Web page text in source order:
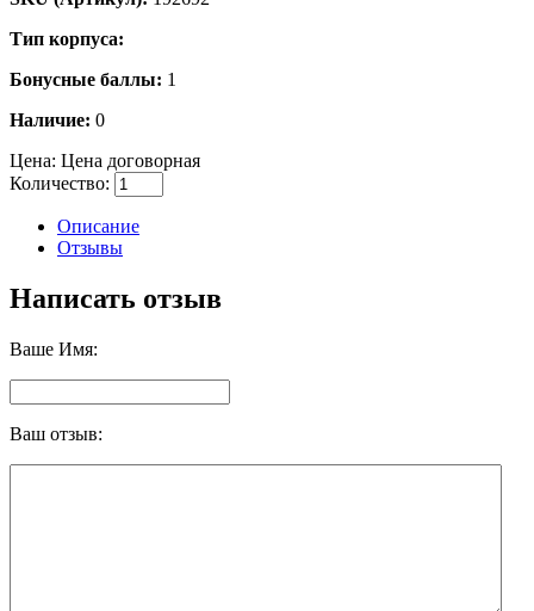
Тип корпуса:
Бонусные баллы: 1
Наличие: 0
Цена: Цена договорная
Количество:
Описание
Отзывы
Написать отзыв
Ваше Имя:
Ваш отзыв: